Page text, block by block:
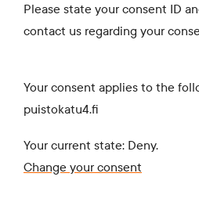
Please state your consent ID
contact us regarding your
Your consent applies to the
puistokatu4.fi
Your current state: Deny.
Change your consent